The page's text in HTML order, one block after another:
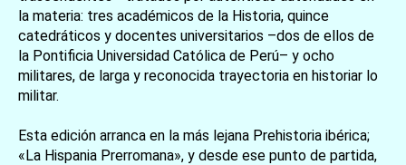
お買い物を続ける カートへ進む
la materia: tres académicos de la Historia, quince
catedráticos y docentes universitarios –dos de ellos de
la Pontificia Universidad Católica de Perú– y ocho
militares, de larga y reconocida trayectoria en historiar lo
militar.
Esta edición arranca en la más lejana Prehistoria ibérica;
«La Hispania Prerromana», y desde ese punto de partida,